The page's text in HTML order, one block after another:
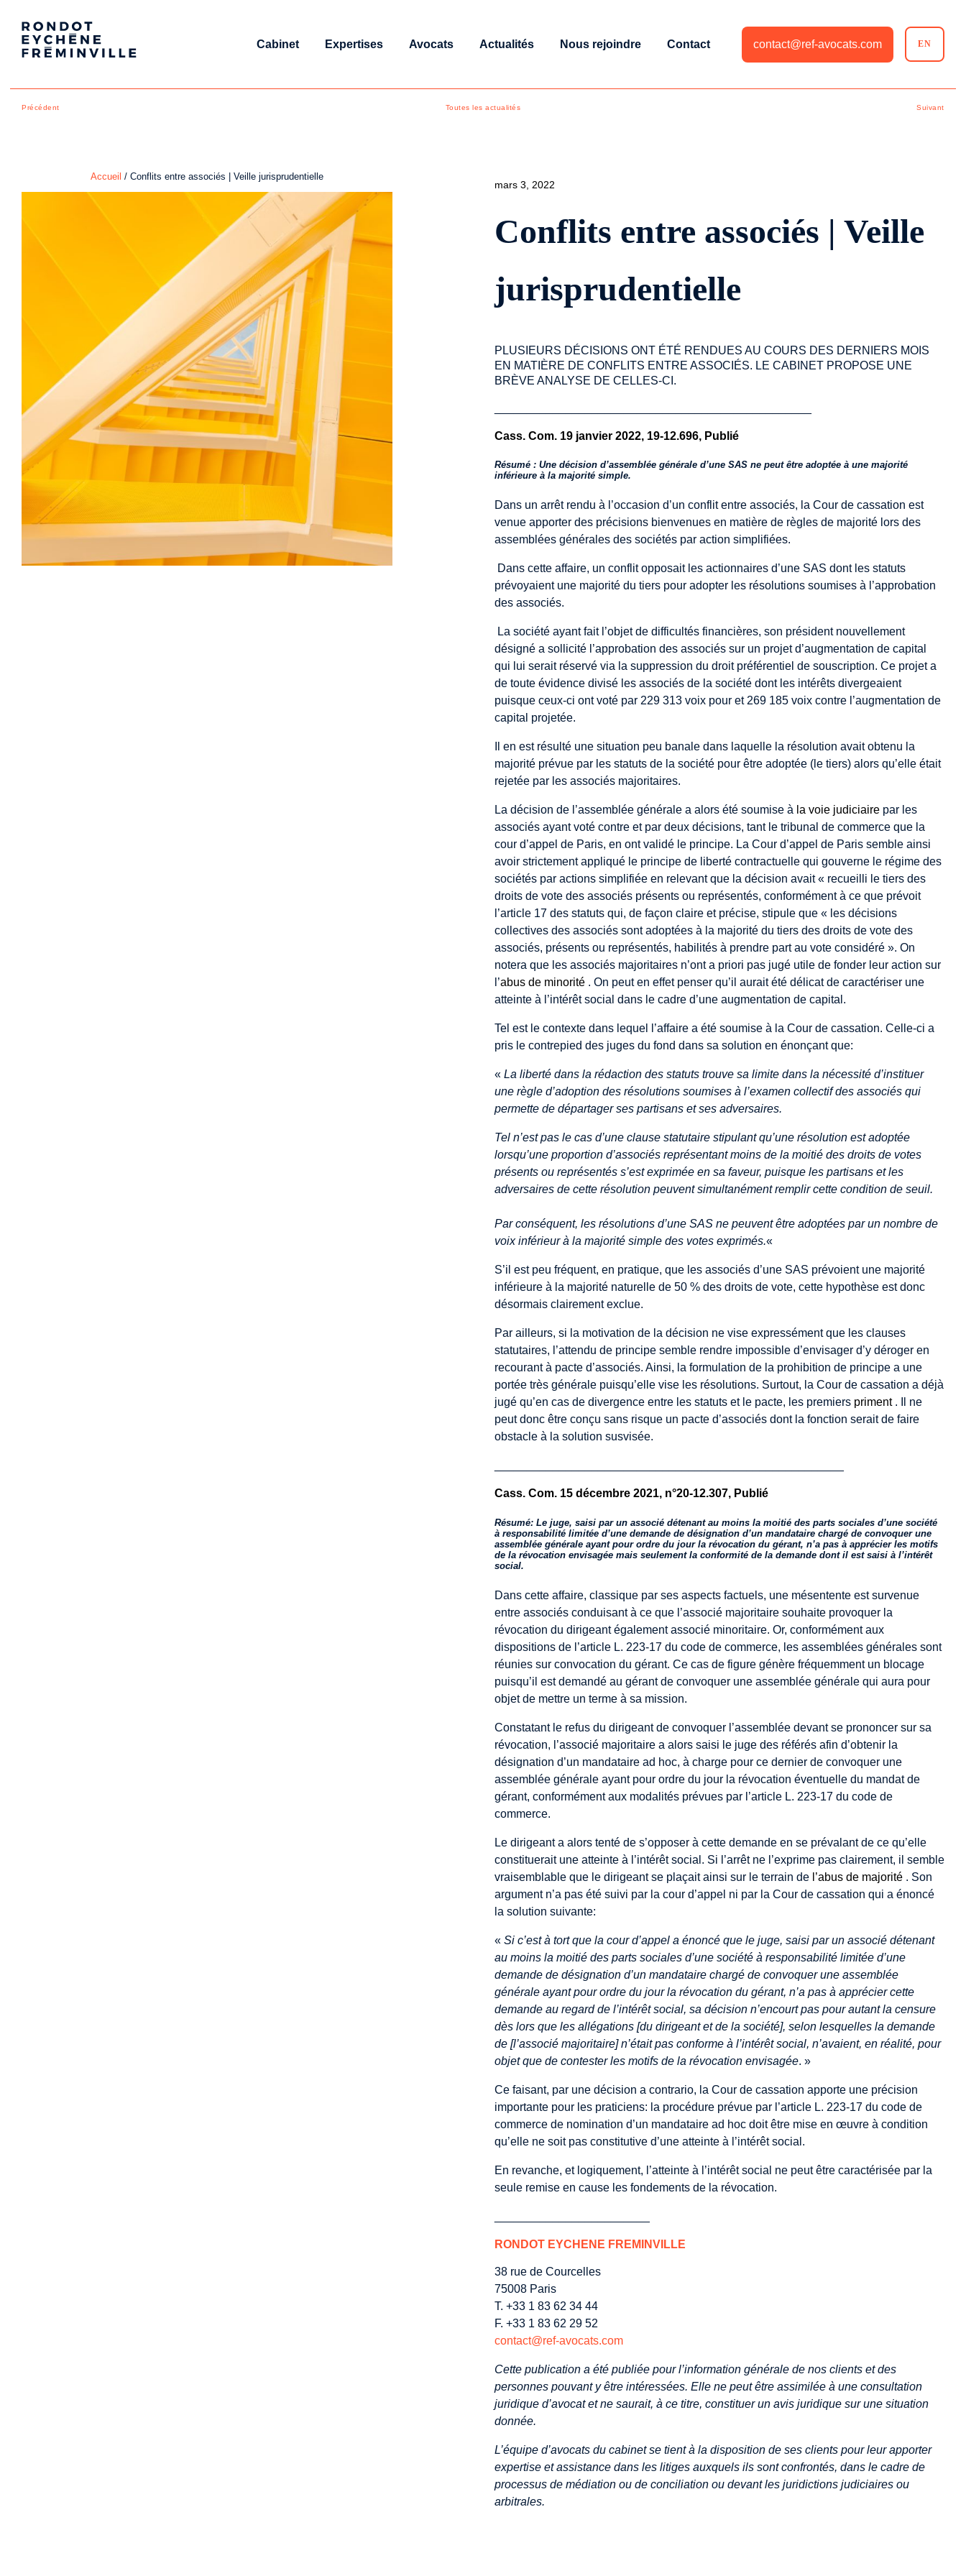
Cabinet Expertises Avocats Actualités Nous rejoindre Contact contact@ref-avocats.com EN
Précédent Toutes les actualités Suivant
Accueil /Conflits entre associés | Veille jurisprudentielle
mars 3, 2022
Conflits entre associés | Veille
jurisprudentielle
PLUSIEURS DÉCISIONS ONT ÉTÉ RENDUES AU COURS DES DERNIERS MOIS
EN MATIÈRE DE CONFLITS ENTRE ASSOCIÉS. LE CABINET PROPOSE UNE
BRÈVE ANALYSE DE CELLES-CI.
Cass. Com. 19 janvier 2022, 19-12.696, Publié
Résumé : Une décision d’assemblée générale d’une SAS ne peut être adoptée à une majorité
inférieure à la majorité simple.
Dans un arrêt rendu à l’occasion d’un conflit entre associés, la Cour de cassation est
venue apporter des précisions bienvenues en matière de règles de majorité lors des
assemblées générales des sociétés par action simplifiées.
Dans cette affaire, un conflit opposait les actionnaires d’une SAS dont les statuts
prévoyaient une majorité du tiers pour adopter les résolutions soumises à l’approbation
des associés.
La société ayant fait l’objet de difficultés financières, son président nouvellement
désigné a sollicité l’approbation des associés sur un projet d’augmentation de capital
qui lui serait réservé via la suppression du droit préférentiel de souscription. Ce projet a
de toute évidence divisé les associés de la société dont les intérêts divergeaient
puisque ceux-ci ont voté par 229 313 voix pour et 269 185 voix contre l’augmentation de
capital projetée.
Il en est résulté une situation peu banale dans laquelle la résolution avait obtenu la
majorité prévue par les statuts de la société pour être adoptée (le tiers) alors qu’elle était
rejetée par les associés majoritaires.
La décision de l’assemblée générale a alors été soumise à la voie judiciaire par les
associés ayant voté contre et par deux décisions, tant le tribunal de commerce que la
cour d’appel de Paris, en ont validé le principe. La Cour d’appel de Paris semble ainsi
avoir strictement appliqué le principe de liberté contractuelle qui gouverne le régime des
sociétés par actions simplifiée en relevant que la décision avait « recueilli le tiers des
droits de vote des associés présents ou représentés, conformément à ce que prévoit
l’article 17 des statuts qui, de façon claire et précise, stipule que « les décisions
collectives des associés sont adoptées à la majorité du tiers des droits de vote des
associés, présents ou représentés, habilités à prendre part au vote considéré ». On
notera que les associés majoritaires n’ont a priori pas jugé utile de fonder leur action sur
l’abus de minorité . On peut en effet penser qu’il aurait été délicat de caractériser une
atteinte à l’intérêt social dans le cadre d’une augmentation de capital.
Tel est le contexte dans lequel l’affaire a été soumise à la Cour de cassation. Celle-ci a
pris le contrepied des juges du fond dans sa solution en énonçant que:
« La liberté dans la rédaction des statuts trouve sa limite dans la nécessité d’instituer
une règle d’adoption des résolutions soumises à l’examen collectif des associés qui
permette de départager ses partisans et ses adversaires.
Tel n’est pas le cas d’une clause statutaire stipulant qu’une résolution est adoptée
lorsqu’une proportion d’associés représentant moins de la moitié des droits de votes
présents ou représentés s’est exprimée en sa faveur, puisque les partisans et les
adversaires de cette résolution peuvent simultanément remplir cette condition de seuil.
Par conséquent, les résolutions d’une SAS ne peuvent être adoptées par un nombre de
voix inférieur à la majorité simple des votes exprimés.«
S’il est peu fréquent, en pratique, que les associés d’une SAS prévoient une majorité
inférieure à la majorité naturelle de 50 % des droits de vote, cette hypothèse est donc
désormais clairement exclue.
Par ailleurs, si la motivation de la décision ne vise expressément que les clauses
statutaires, l’attendu de principe semble rendre impossible d’envisager d’y déroger en
recourant à pacte d’associés. Ainsi, la formulation de la prohibition de principe a une
portée très générale puisqu’elle vise les résolutions. Surtout, la Cour de cassation a déjà
jugé qu’en cas de divergence entre les statuts et le pacte, les premiers priment . Il ne
peut donc être conçu sans risque un pacte d’associés dont la fonction serait de faire
obstacle à la solution susvisée.
Cass. Com. 15 décembre 2021, n°20-12.307, Publié
Résumé: Le juge, saisi par un associé détenant au moins la moitié des parts sociales d’une société
à responsabilité limitée d’une demande de désignation d’un mandataire chargé de convoquer une
assemblée générale ayant pour ordre du jour la révocation du gérant, n’a pas à apprécier les motifs
de la révocation envisagée mais seulement la conformité de la demande dont il est saisi à l’intérêt
social.
Dans cette affaire, classique par ses aspects factuels, une mésentente est survenue
entre associés conduisant à ce que l’associé majoritaire souhaite provoquer la
révocation du dirigeant également associé minoritaire. Or, conformément aux
dispositions de l’article L. 223-17 du code de commerce, les assemblées générales sont
réunies sur convocation du gérant. Ce cas de figure génère fréquemment un blocage
puisqu’il est demandé au gérant de convoquer une assemblée générale qui aura pour
objet de mettre un terme à sa mission.
Constatant le refus du dirigeant de convoquer l’assemblée devant se prononcer sur sa
révocation, l’associé majoritaire a alors saisi le juge des référés afin d’obtenir la
désignation d’un mandataire ad hoc, à charge pour ce dernier de convoquer une
assemblée générale ayant pour ordre du jour la révocation éventuelle du mandat de
gérant, conformément aux modalités prévues par l’article L. 223-17 du code de
commerce.
Le dirigeant a alors tenté de s’opposer à cette demande en se prévalant de ce qu’elle
constituerait une atteinte à l’intérêt social. Si l’arrêt ne l’exprime pas clairement, il semble
vraisemblable que le dirigeant se plaçait ainsi sur le terrain de l’abus de majorité . Son
argument n’a pas été suivi par la cour d’appel ni par la Cour de cassation qui a énoncé
la solution suivante:
« Si c’est à tort que la cour d’appel a énoncé que le juge, saisi par un associé détenant
au moins la moitié des parts sociales d’une société à responsabilité limitée d’une
demande de désignation d’un mandataire chargé de convoquer une assemblée
générale ayant pour ordre du jour la révocation du gérant, n’a pas à apprécier cette
demande au regard de l’intérêt social, sa décision n’encourt pas pour autant la censure
dès lors que les allégations [du dirigeant et de la société], selon lesquelles la demande
de [l’associé majoritaire] n’était pas conforme à l’intérêt social, n’avaient, en réalité, pour
objet que de contester les motifs de la révocation envisagée. »
Ce faisant, par une décision a contrario, la Cour de cassation apporte une précision
importante pour les praticiens: la procédure prévue par l’article L. 223-17 du code de
commerce de nomination d’un mandataire ad hoc doit être mise en œuvre à condition
qu’elle ne soit pas constitutive d’une atteinte à l’intérêt social.
En revanche, et logiquement, l’atteinte à l’intérêt social ne peut être caractérisée par la
seule remise en cause les fondements de la révocation.
RONDOT EYCHENE FREMINVILLE
38 rue de Courcelles
75008 Paris
T. +33 1 83 62 34 44
F. +33 1 83 62 29 52
contact@ref-avocats.com
Cette publication a été publiée pour l’information générale de nos clients et des
personnes pouvant y être intéressées. Elle ne peut être assimilée à une consultation
juridique d’avocat et ne saurait, à ce titre, constituer un avis juridique sur une situation
donnée.
L’équipe d’avocats du cabinet se tient à la disposition de ses clients pour leur apporter
expertise et assistance dans les litiges auxquels ils sont confrontés, dans le cadre de
processus de médiation ou de conciliation ou devant les juridictions judiciaires ou
arbitrales.